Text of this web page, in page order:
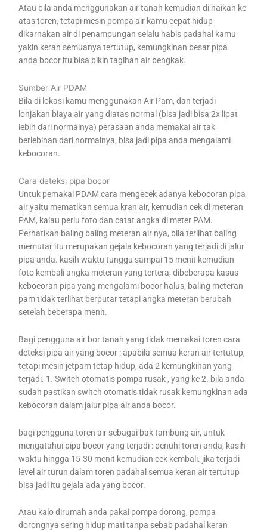
Atau bila anda menggunakan air tanah kemudian di naikan ke
atas toren, tetapi mesin pompa air kamu cepat hidup
dikarnakan air di penampungan selalu habis padahal kamu
yakin keran semuanya tertutup, kemungkinan besar pipa
anda bocor itu bisa bikin tagihan air bengkak.
Sumber Air PDAM
Bila di lokasi kamu menggunakan Air Pam, dan terjadi
lonjakan biaya air yang diatas normal (bisa jadi bisa 2x lipat
lebih dari normalnya) perasaan anda memakai air tak
berlebihan dari normalnya, bisa jadi pipa anda mengalami
kebocoran.
Cara deteksi pipa bocor
Untuk pemakai PDAM cara mengecek adanya kebocoran pipa
air yaitu mematikan semua kran air, kemudian cek di meteran
PAM, kalau perlu foto dan catat angka di meter PAM.
Perhatikan baling baling meteran air nya, bila terlihat baling
memutar itu merupakan gejala kebocoran yang terjadi di jalur
pipa anda. kasih waktu tunggu sampai 15 menit kemudian
foto kembali angka meteran yang tertera, dibeberapa kasus
kebocoran pipa yang mengalami bocor halus, baling meteran
pam tidak terlihat berputar tetapi angka meteran berubah
setelah beberapa menit.
Bagi pengguna air bor tanah yang tidak memakai toren cara
deteksi pipa air yang bocor : apabila semua keran air tertutup,
tetapi mesin jetpam tetap hidup, ada 2 kemungkinan yang
terjadi. 1. Switch otomatis pompa rusak , yang ke 2. bila anda
sudah pastikan switch otomatis tidak rusak kemungkinan ada
kebocoran dalam jalur pipa air anda bocor.
bagi pengguna toren air sebagai bak tambung air, untuk
mengatahui pipa bocor yang terjadi : penuhi toren anda, kasih
waktu hingga 15-30 menit kemudian cek kembali. jika terjadi
level air turun dalam toren padahal semua keran air tertutup
bisa jadi itu gejala ada yang bocor.
Atau kalo dirumah anda pakai pompa dorong, pompa
dorongnya sering hidup mati tanpa sebab padahal keran